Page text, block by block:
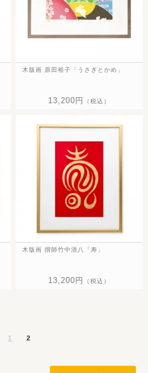
木版画 原田裕子「うさぎとかめ」
13,200円 （税込）
木版画 摺師竹中清八「寿」
13,200円 （税込）
1 2